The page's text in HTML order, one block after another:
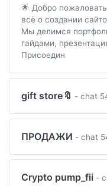
🌟 Добро
всё о создании
Мы делимся
гайдами,
Присоедин
gift store🔖 - chat
ПРОДАЖИ - chat
Crypto pump_fii -